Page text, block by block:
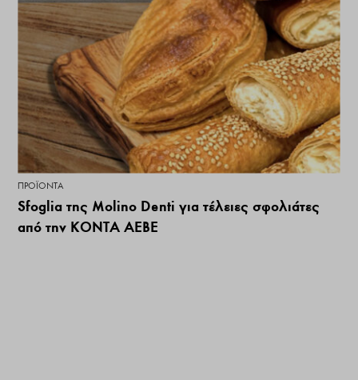
ΠΡΟΪΌΝΤΑ
Sfoglia της Molino Denti για τέλειες σφολιάτες
από την ΚΟΝΤΑ ΑΕΒΕ